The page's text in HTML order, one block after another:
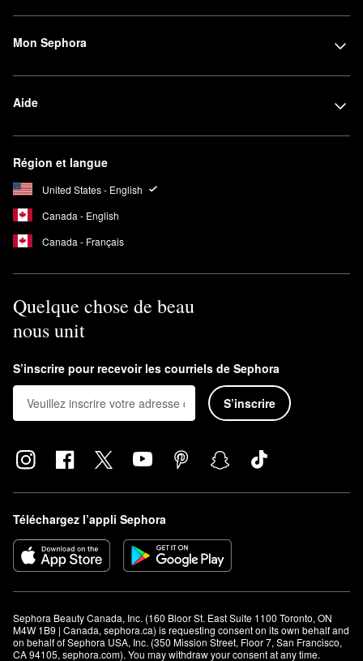
Mon Sephora
Aide
Région et langue
United States - English
Canada - English
Canada - Français
Quelque chose de beau
nous unit
S’inscrire pour recevoir les courriels de Sephora
S’inscrire
Téléchargez l’appli Sephora
Sephora Beauty Canada, Inc. (160 Bloor St. East Suite 1100 Toronto, ON
M4W 1B9 | Canada, sephora.ca) is requesting consent on its own behalf and
on behalf of Sephora USA, Inc. (350 Mission Street, Floor 7, San Francisco,
CA 94105, sephora.com). You may withdraw your consent at any time.